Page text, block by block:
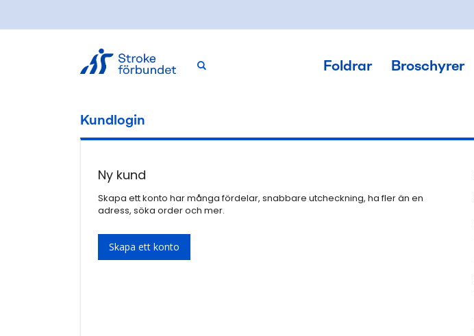
to
Foldrar Broschyrer
Kundlogin
Ny kund
Skapa ett konto har många fördelar, snabbare utcheckning, ha fler än en
adress, söka order och mer.
Skapa ett konto